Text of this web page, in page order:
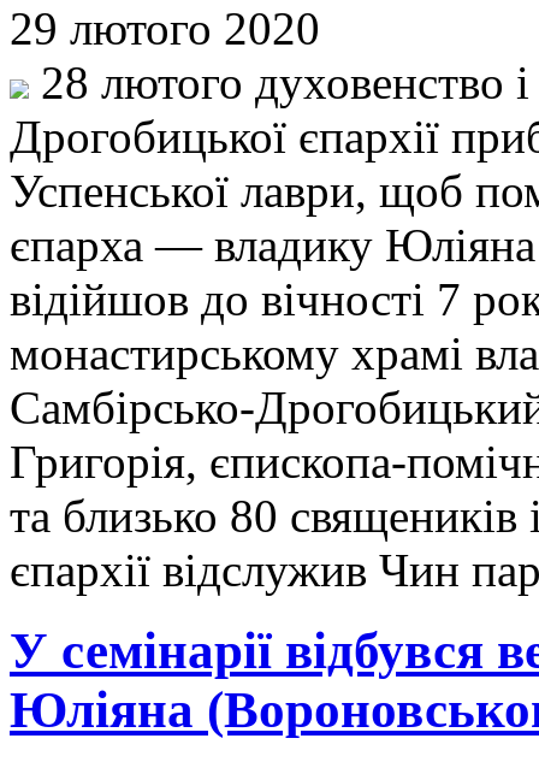
29 лютого 2020
28 лютого духовенство
Дрогобицької єпархії
Успенської лаври, щоб
єпарха — владику
відійшов до вічності 7
монастирському храмі
Самбірсько-
Григорія, єпископа-
та близько 80
єпархії відслужив Чин
У семінарії відбувся
Юліяна